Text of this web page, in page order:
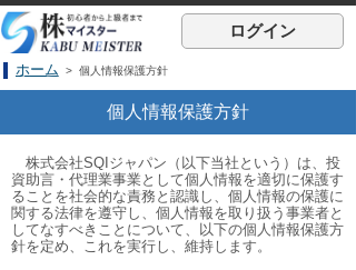
ログイン
ホーム > 個人情報保護方針
個人情報保護方針
株式会社SQIジャパン（以下当社という）は、投
資助言・代理業事業として個人情報を適切に保護す
ることを社会的な責務と認識し、個人情報の保護に
関する法律を遵守し、個人情報を取り扱う事業者と
してなすべきことについて、以下の個人情報保護方
針を定め、これを実行し、維持します。